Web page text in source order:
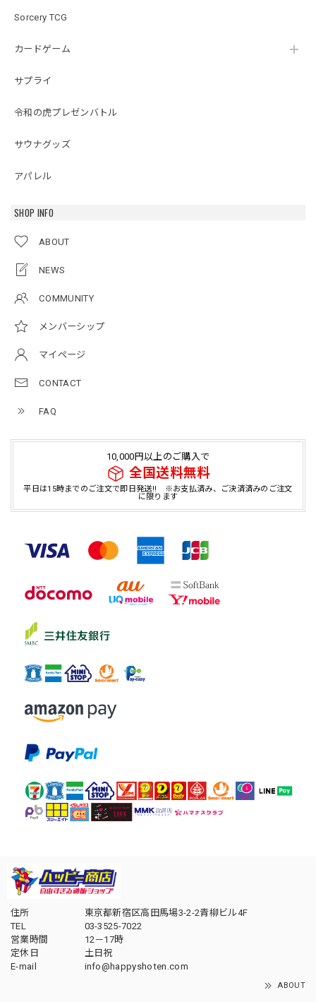
Sorcery TCG
カードゲーム
サプライ
令和の虎プレゼンバトル
サウナグッズ
アパレル
SHOP INFO
ABOUT
NEWS
COMMUNITY
メンバーシップ
マイページ
CONTACT
FAQ
10,000円以上のご購入で
全国送料無料
平日は15時までのご注文で即日発送!! ※お支払済み、ご決済済みのご注文
に限ります
住所
東京都新宿区高田馬場3-2-2青柳ビル4F
TEL
03-3525-7022
営業時間
12－17時
定休日
土日祝
E-mail
info@happyshoten.com
ABOUT